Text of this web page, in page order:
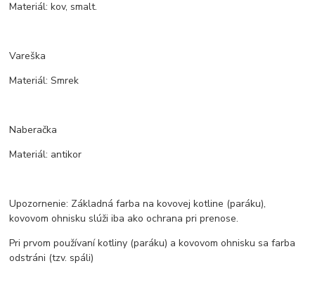
Materiál: kov, smalt.
Vareška
Materiál: Smrek
Naberačka
Materiál: antikor
Upozornenie: Základná farba na kovovej kotline (paráku),
kovovom ohnisku slúži iba ako ochrana pri prenose.
Pri prvom používaní kotliny (paráku) a kovovom ohnisku sa farba
odstráni (tzv. spáli)